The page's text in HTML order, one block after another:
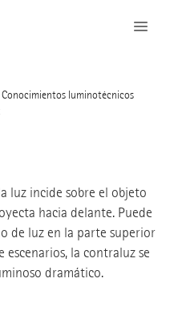
Conocimientos luminotécnicos
luz incide sobre el objeto
hacia delante. Puede
de luz en la parte superior
la contraluz se
dramático.